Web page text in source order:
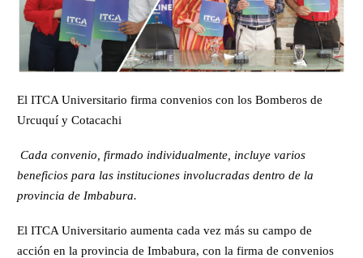
El ITCA Universitario firma convenios con los Bomberos de
Urcuquí y Cotacachi
Cada convenio, firmado individualmente, incluye varios
beneficios para las instituciones involucradas dentro de la
provincia de Imbabura.
El ITCA Universitario aumenta cada vez más su campo de
acción en la provincia de Imbabura, con la firma de convenios